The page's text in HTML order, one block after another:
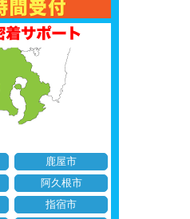
鹿屋市
阿久根市
指宿市